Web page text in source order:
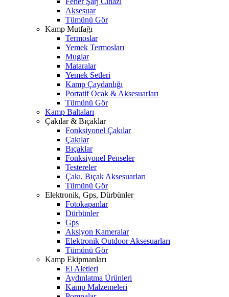
Aksesuar
Tümünü Gör
Kamp Mutfağı
Termoslar
Yemek Termosları
Muglar
Mataralar
Yemek Setleri
Kamp Çaydanlığı
Portatif Ocak & Aksesuarları
Tümünü Gör
Kamp Baltaları
Çakılar & Bıçaklar
Fonksiyonel Çakılar
Çakılar
Bıçaklar
Fonksiyonel Penseler
Testereler
Çakı, Bıçak Aksesuarları
Tümünü Gör
Elektronik, Gps, Dürbünler
Fotokapanlar
Dürbünler
Gps
Aksiyon Kameralar
Elektronik Outdoor Aksesuarları
Tümünü Gör
Kamp Ekipmanları
El Aletleri
Aydınlatma Ürünleri
Kamp Malzemeleri